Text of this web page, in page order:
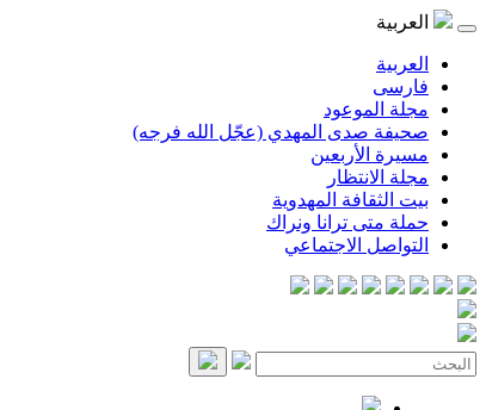
العربية
العربية
فارسی
مجلة الموعود
صحيفة صدى المهدي (عجّل الله فرجه)
مسيرة الأربعين
مجلة الانتظار
بيت الثقافة المهدوية
حملة متى ترانا ونراك
التواصل الاجتماعي